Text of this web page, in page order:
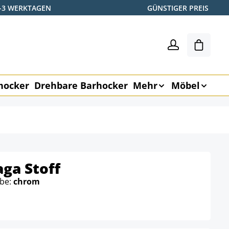
WERKTAGEN GÜNSTIGER PREIS
Drehbare Barhocker Mehr Möbel
Stoff
chrom